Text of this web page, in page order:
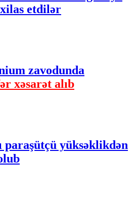
xilas etdilər
zavodunda
xəsarət alıb
paraşütçü yüksəklikdən